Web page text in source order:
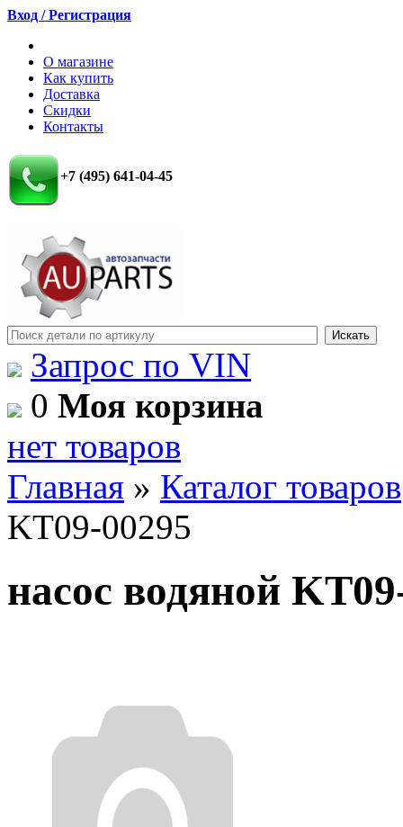
Вход / Регистрация
О магазине
Как купить
Доставка
Скидки
Контакты
+7 (495) 641-04-45
Запрос по VIN
0 Моя корзина
нет товаров
Главная » Каталог товаров
KT09-00295
насос водяной